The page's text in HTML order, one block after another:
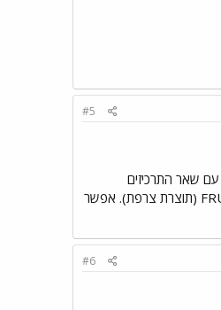
#5
שאר התרכיזים
למיניהם, היכן שנמצאים בדר``כ תרכיזים ומיצים מיובאים מחו``ל. התרכיז שבידי הוא בבקבוק מפח ונקרא: SIROP DE GRENADINE של FRUISCO (תוצרת צרפת). אפשר
#6